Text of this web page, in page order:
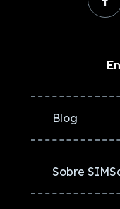
Blog
Sobre